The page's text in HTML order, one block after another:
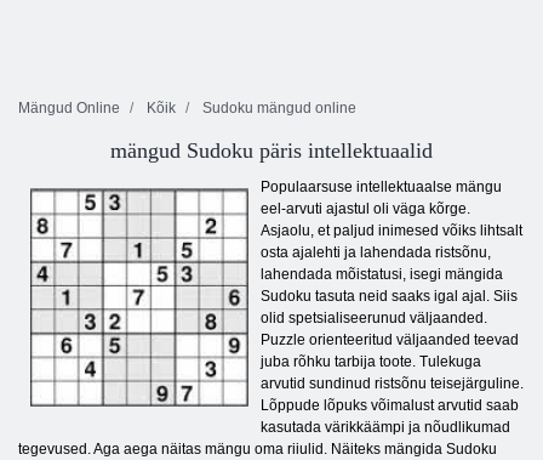
Mängud Online Kõik Sudoku mängud online
mängud Sudoku päris intellektuaalid
Populaarsuse intellektuaalse mängu
eel-arvuti ajastul oli väga kõrge.
Asjaolu, et paljud inimesed võiks lihtsalt
osta ajalehti ja lahendada ristsõnu,
lahendada mõistatusi, isegi mängida
Sudoku tasuta neid saaks igal ajal. Siis
olid spetsialiseerunud väljaanded.
Puzzle orienteeritud väljaanded teevad
juba rõhku tarbija toote. Tulekuga
arvutid sundinud ristsõnu teisejärguline.
Lõppude lõpuks võimalust arvutid saab
kasutada värikkäämpi ja nõudlikumad
tegevused. Aga aega näitas mängu oma riiulid. Näiteks mängida Sudoku